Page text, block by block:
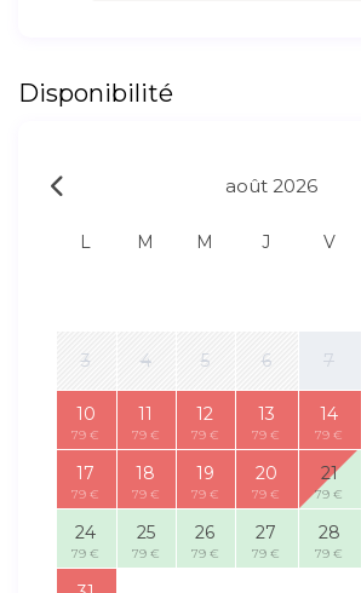
Disponibilité
août 2026
L M M J V
3 4 5 6 7
10
79 €
11
79 €
12
79 €
13
79 €
14
79 €
17
79 €
18
79 €
19
79 €
20
79 €
21
79 €
24
79 €
25
79 €
26
79 €
27
79 €
28
79 €